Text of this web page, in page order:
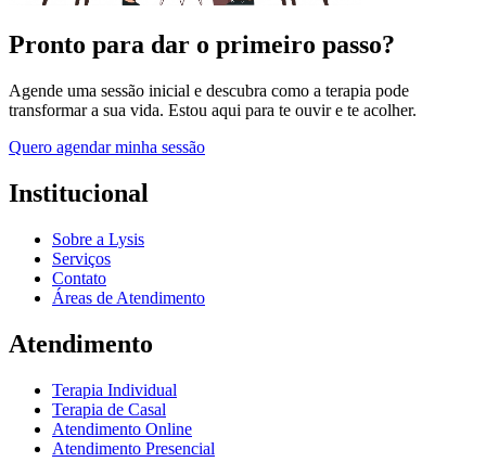
Pronto para dar o primeiro passo?
Agende uma sessão inicial e descubra como a terapia pode
transformar a sua vida. Estou aqui para te ouvir e te acolher.
Quero agendar minha sessão
Institucional
Sobre a Lysis
Serviços
Contato
Áreas de Atendimento
Atendimento
Terapia Individual
Terapia de Casal
Atendimento Online
Atendimento Presencial